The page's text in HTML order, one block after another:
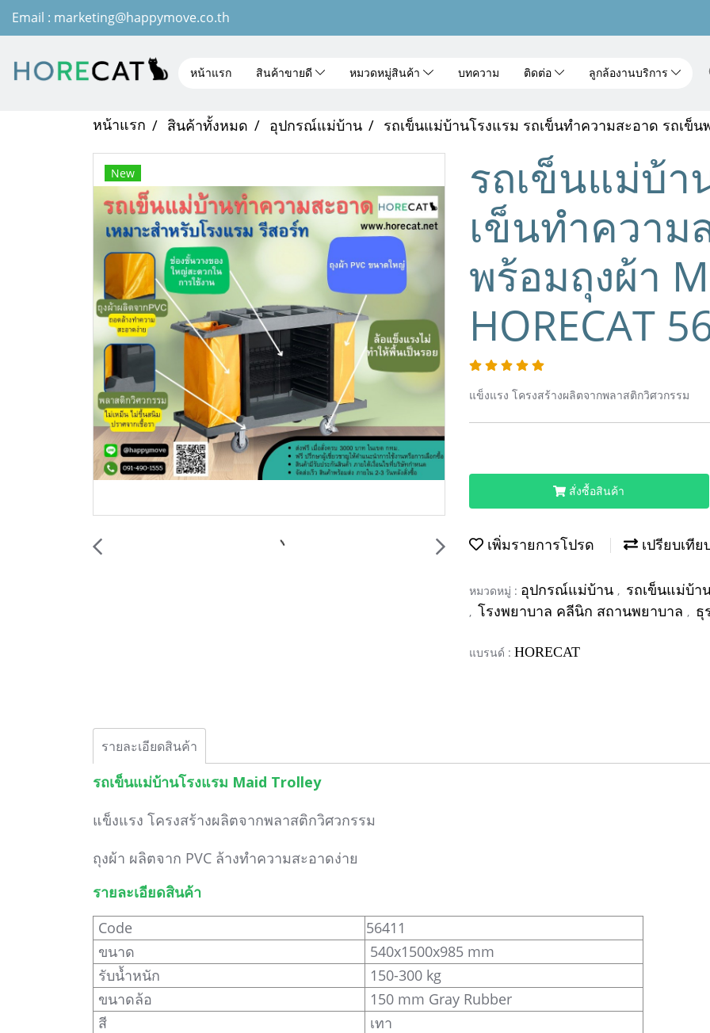
Email : marketing@happymove.co.th
หน้าแรก สินค้าขายดี หมวดหมู่สินค้า บทความ ติดต่อ ลูกล้องานบริการ
หน้าแรก สินค้าทั้งหมด อุปกรณ์แม่บ้าน รถเข็นแม่บ้านโรงแรม รถเข็นทำความสะอาด รถเข็นพ
New
รถเข็นแม่บ้า
เข็นทำความ
พร้อมถุงผ้า
HORECAT
แข็งแรง โครงสร้างผลิตจากพลาสติกวิศวกรรม
สั่งซื้อสินค้า
เพิ่มรายการโปรด เปรียบเทีย
หมวดหมู่ : อุปกรณ์แม่บ้าน , รถเข็นแม่บ้า
, โรงพยาบาล คลีนิก สถานพยาบาล , ธุ
แบรนด์ : HORECAT
รายละเอียดสินค้า
รถเข็นแม่บ้านโรงแรม Maid Trolley
แข็งแรง โครงสร้างผลิตจากพลาสติกวิศวกรรม
ถุงผ้า ผลิตจาก PVC ล้างทำความสะอาดง่าย
รายละเอียดสินค้า
Code
56411
ขนาด
540x1500x985 mm
รับน้ำหนัก
150-300 kg
ขนาดล้อ
150 mm Gray Rubber
สี
เทา